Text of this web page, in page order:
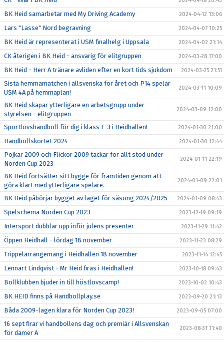
BK Heid samarbetar med My Driving Academy 2024-04-12 13:06
Lars "Lasse" Nord begravning 2024-04-07 10:25
BK Heid är representerat i USM finalhelg i Uppsala 2024-04-02 21:14
CK återigen i BK Heid - ansvarig för elitgruppen 2024-03-28 17:00
BK Heid - Herr A tränare avliden efter en kort tids sjukdom 2024-03-25 21:51
Sista hemmamatchen i allsvenska för året och P14 spelar
USM 4A på hemmaplan!
2024-03-11 10:09
BK Heid skapar ytterligare en arbetsgrupp under
styrelsen - elitgruppen
2024-03-09 12:00
Sportlovshandboll för dig i klass F-3 i Heidhallen! 2024-01-30 21:00
Handbollskortet 2024 2024-01-30 12:44
Pojkar 2009 och Flickor 2009 tackar för allt stöd under
Norden Cup 2023
2024-01-11 22:19
BK Heid fortsätter sitt bygge för framtiden genom att
göra klart med ytterligare spelare.
2024-01-09 22:01
BK Heid påbörjar bygget av laget för säsong 2024/2025 2024-01-09 08:43
Spelschema Norden Cup 2023 2023-12-19 09:19
Intersport dubblar upp inför julens presenter 2023-11-29 11:42
Öppen Heidhall - lördag 18 november 2023-11-23 08:29
Trippelarrangemang i Heidhallen 18 november 2023-11-14 12:45
Lennart Lindqvist - Mr Heid firas i Heidhallen! 2023-10-18 09:43
Bollklubben bjuder in till höstlovscamp! 2023-10-02 10:43
BK HEID finns på Handbollplay.se 2023-09-20 21:13
Båda 2009-lagen klara för Norden Cup 2023! 2023-09-05 07:00
16 sept firar vi handbollens dag och premiär i Allsvenskan
för damer A
2023-08-31 11:40